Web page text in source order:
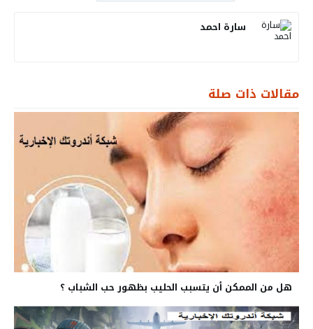
سارة احمد
مقالات ذات صلة
هل من الممكن أن يتسبب الحليب بظهور حب الشباب ؟